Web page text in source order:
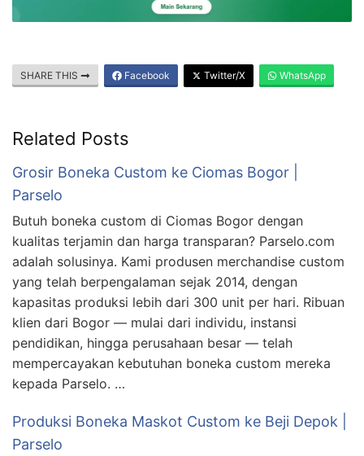
SHARE THIS Facebook Twitter/X WhatsApp
Related Posts
Grosir Boneka Custom ke Ciomas Bogor |
Parselo
Butuh boneka custom di Ciomas Bogor dengan
kualitas terjamin dan harga transparan? Parselo.com
adalah solusinya. Kami produsen merchandise custom
yang telah berpengalaman sejak 2014, dengan
kapasitas produksi lebih dari 300 unit per hari. Ribuan
klien dari Bogor — mulai dari individu, instansi
pendidikan, hingga perusahaan besar — telah
mempercayakan kebutuhan boneka custom mereka
kepada Parselo. …
Produksi Boneka Maskot Custom ke Beji Depok |
Parselo